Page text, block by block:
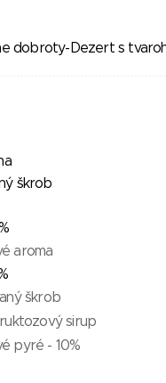
dobroty-Dezert s
škrob
aroma
škrob
sirup
pyré - 10%